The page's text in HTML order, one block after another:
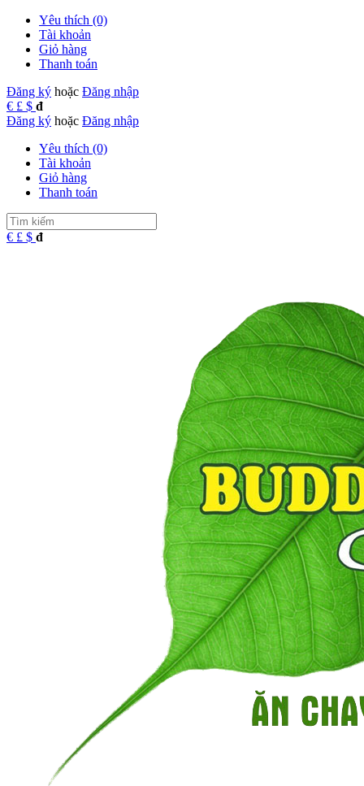
Yêu thích (0)
Tài khoản
Giỏ hàng
Thanh toán
Đăng ký hoặc Đăng nhập
€ £ $ đ
Đăng ký hoặc Đăng nhập
Yêu thích (0)
Tài khoản
Giỏ hàng
Thanh toán
€ £ $ đ